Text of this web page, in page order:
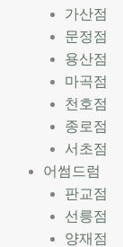
가산점
문정점
용산점
마곡점
천호점
종로점
서초점
어썸드럼
판교점
선릉점
양재점